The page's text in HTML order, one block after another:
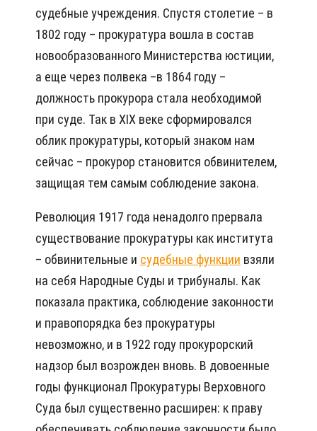
судебные учреждения. Спустя столетие – в
1802 году – прокуратура вошла в состав
новообразованного Министерства юстиции,
а еще через полвека –в 1864 году –
должность прокурора стала необходимой
при суде. Так в XIX веке сформировался
облик прокуратуры, который знаком нам
сейчас – прокурор становится обвинителем,
защищая тем самым соблюдение закона.
Революция 1917 года ненадолго прервала
существование прокуратуры как института
– обвинительные и судебные функции взяли
на себя Народные Суды и трибуналы. Как
показала практика, соблюдение законности
и правопорядка без прокуратуры
невозможно, и в 1922 году прокурорский
надзор был возрожден вновь. В довоенные
годы функционал Прокуратуры Верховного
Суда был существенно расширен: к праву